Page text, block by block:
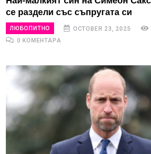
се раздели със съпругата си
ЛЮБОПИТНО OCTOBER 23, 2025
0 КОМЕНТАРА